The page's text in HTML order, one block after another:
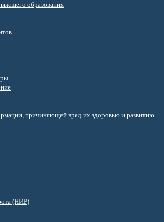
образования
причиняющей вред их здоровью и развитию
(НИР)